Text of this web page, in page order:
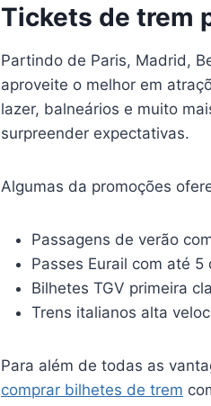
Tickets de trem
Partindo de Paris, Madrid,
aproveite o melhor em
lazer, balneários e muito
surpreender expectativas.
Algumas da promoções
Passagens de verão
Passes Eurail com até
Bilhetes TGV primeira
Trens italianos alta
Para além de todas as
comprar bilhetes de trem